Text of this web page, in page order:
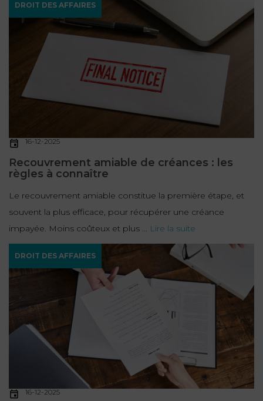
DROIT DES AFFAIRES
16-12-2025
Recouvrement amiable de créances : les
règles à connaître
Le recouvrement amiable constitue la première étape, et
souvent la plus efficace, pour récupérer une créance
impayée. Moins coûteux et plus ... Lire la suite
DROIT DES AFFAIRES
16-12-2025